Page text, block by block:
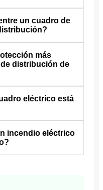
un cuadro de
una unidad
o disyuntores
contra
En cambio,
con
barras
más
distribución de
más
de caja
y los relés
eléctrico está
o las tomas
calientes,
incendio eléctrico